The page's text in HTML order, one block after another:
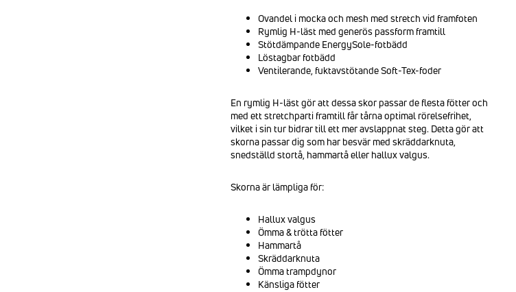
Ovandel i mocka och mesh med stretch vid framfoten
Rymlig H-läst med generös passform framtill
Stötdämpande EnergySole-fotbädd
Löstagbar fotbädd
Ventilerande, fuktavstötande Soft-Tex-foder
En rymlig H-läst gör att dessa skor passar de flesta fötter och
med ett stretchparti framtill får tårna optimal rörelsefrihet,
vilket i sin tur bidrar till ett mer avslappnat steg. Detta gör att
skorna passar dig som har besvär med skräddarknuta,
snedställd stortå, hammartå eller hallux valgus.
Skorna är lämpliga för:
Hallux valgus
Ömma & trötta fötter
Hammartå
Skräddarknuta
Ömma trampdynor
Känsliga fötter